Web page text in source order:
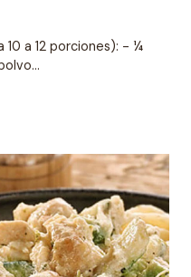
10 a 12 porciones): - ¼